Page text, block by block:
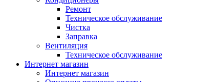
Ремонт
Техническое обслуживание
Чистка
Заправка
Вентиляция
Техническое обслуживание
Интернет магазин
Интернет магазин